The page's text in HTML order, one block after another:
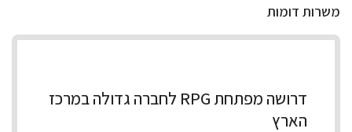
משרות דומות
דרושה מפתחת RPG לחברה גדולה במרכז
הארץ